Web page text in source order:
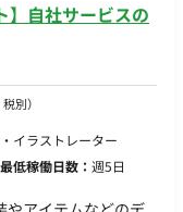
作成）からのデザイ
方 【稼働条
】自社サービスの
別）
イラストレーター
最低稼働日数： 週5日